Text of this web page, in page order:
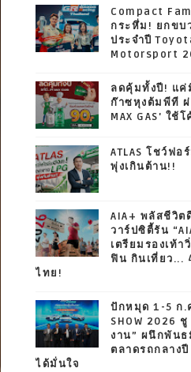
Compact
กระหึ่ม! ยกข
ประจำปี
Motorsport
ลดคุ้มทั้งปี! แค่มี
ก๊าซหุงต้มพีที
MAX GAS' ใช้โ
ATLAS โชว์ฟอ
พุ่งเกินต้าน!!
AIA+ พลัสชีวิต
วาร์ปซิตี้รัน
เตรียมรองเท้า
ฟิน กินเที่ยว...
ไทย!
ปักหมุด 1-5 ก.ค
SHOW 2026
งาน” ผนึกพัน
ตลาดรถกลาง
ได้มั่นใจ